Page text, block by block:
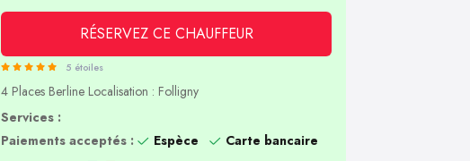
RÉSERVEZ CE CHAUFFEUR
5 étoiles
4 Places Berline Localisation : Folligny
Services :
Paiements acceptés :
Espèce
Carte bancaire